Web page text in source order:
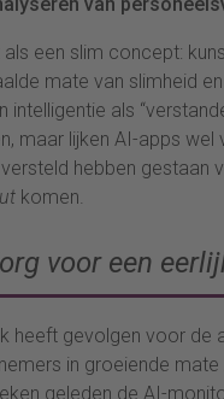
als een slim concept:
mate van slimheid
intelligentie als
maar lijken AI-apps
hebben gestaan
komen.
voor een
heeft gevolgen voor de
in groeiende mate
geleden de AI-